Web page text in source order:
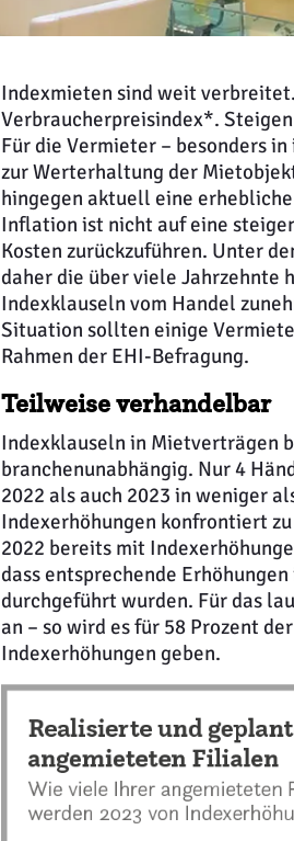
Indexmieten sind weit
Verbraucherpreisindex*.
Für die Vermieter – besonders
zur Werterhaltung der
hingegen aktuell eine
Inflation ist nicht auf eine
Kosten zurückzuführen. Unter
daher die über viele Jahrzehnte
Indexklauseln vom Handel
Situation sollten einige
Rahmen der EHI-Befragung.
Teilweise verhandelbar
Indexklauseln in Mietverträgen
branchenunabhängig. Nur 4
2022 als auch 2023 in weniger
Indexerhöhungen konfrontiert
2022 bereits mit
dass entsprechende
durchgeführt wurden. Für das
an – so wird es für 58 Prozent
Indexerhöhungen geben.